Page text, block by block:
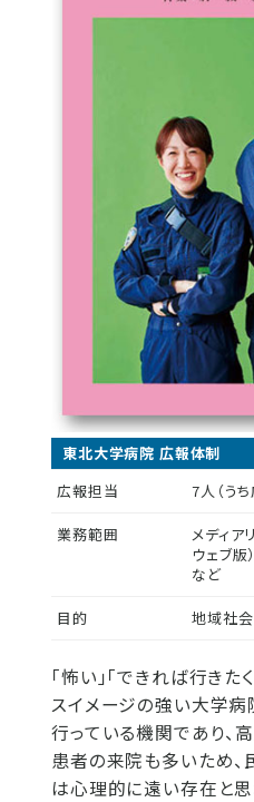
東北大学病院 広報体制
広報担当
7人（う
業務範囲
メディア
ウェブ版
など
目的 地域社
「怖い」「できれば行き
スイメージの強い大学
行っている機関であり、
患者の来院も多いため
は心理的に遠い存在と思